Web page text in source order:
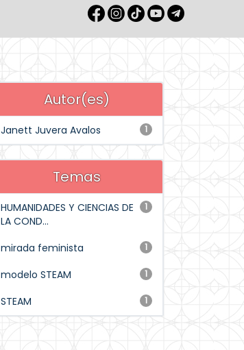
Autor(es)
1
Janett Juvera Avalos
Temas
1
HUMANIDADES Y CIENCIAS DE
LA COND...
1
mirada feminista
1
modelo STEAM
1
STEAM